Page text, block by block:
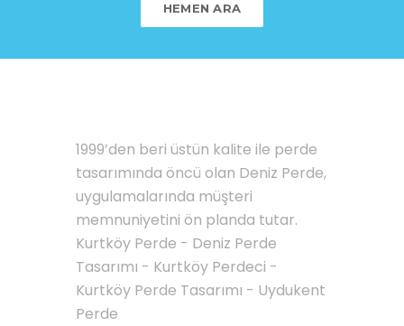
HEMEN ARA
1999’den beri üstün kalite ile perde
tasarımında öncü olan Deniz Perde,
uygulamalarında müşteri
memnuniyetini ön planda tutar.
Kurtköy Perde - Deniz Perde
Tasarımı - Kurtköy Perdeci -
Kurtköy Perde Tasarımı - Uydukent
Perde